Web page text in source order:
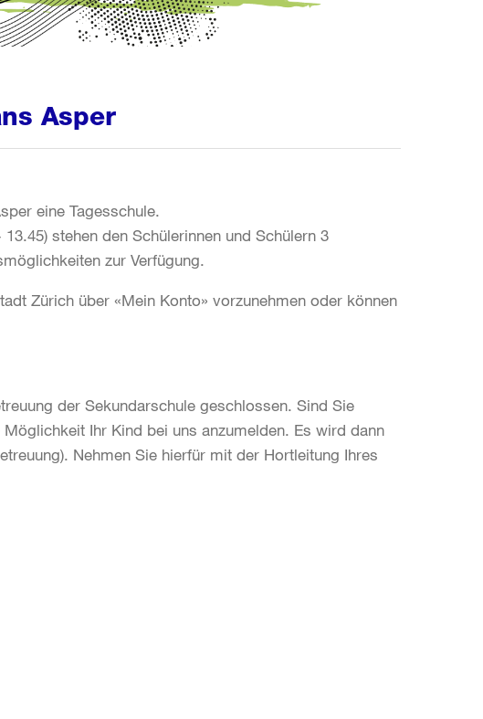
Asper
eine Tagesschule.
stehen den Schülerinnen und Schülern 3
zur Verfügung.
Zürich über «Mein Konto» vorzunehmen oder können
der Sekundarschule geschlossen. Sind Sie
Ihr Kind bei uns anzumelden. Es wird dann
Nehmen Sie hierfür mit der Hortleitung Ihres